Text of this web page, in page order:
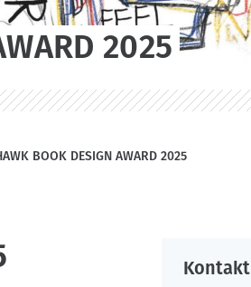
2025
BOOK DESIGN AWARD 2025
Kontakt